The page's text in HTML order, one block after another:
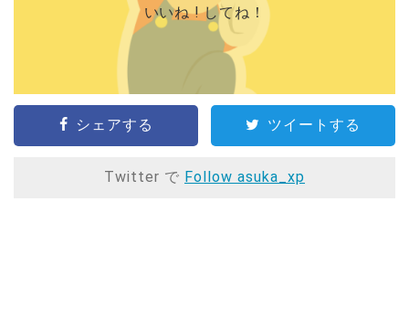
いいね ! してね！
シェアする ツイートする
Twitter で Follow asuka_xp